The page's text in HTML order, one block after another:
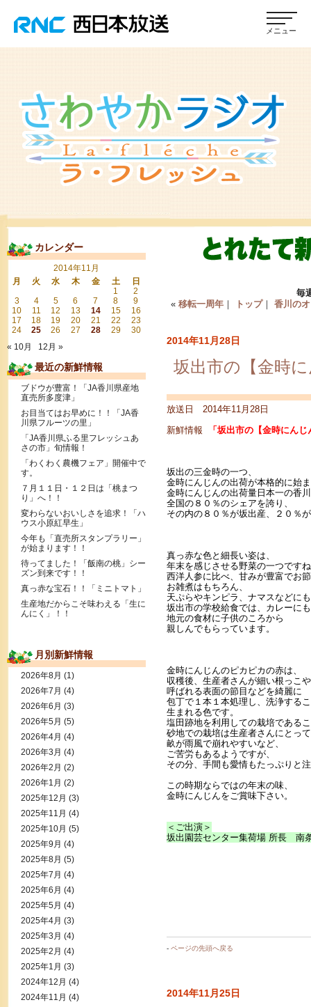
毎
« 移転一周年｜ トップ｜ 香川の
2014年11月28日
坂出市の【金時
放送日 2014年11月28日
新鮮情報
「坂出市の【金時にん
坂出の三金時の一つ、
金時にんじんの出荷が本格的に始
金時にんじんの出荷量日本一の香
全国の８０％のシェアを誇り、
その内の８０％が坂出産、２０％
真っ赤な色と細長い姿は、
年末を感じさせる野菜の一つです
西洋人参に比べ、甘みが豊富でお
お雑煮はもちろん、
天ぷらやキンピラ、ナマスなどに
坂出市の学校給食では、カレーに
地元の食材に子供のころから
親しんでもらっています。
金時にんじんのピカピカの赤は、
収穫後、生産者さんが細い根っこ
呼ばれる表面の節目などを綺麗に
包丁で１本１本処理し、洗浄する
生まれる色です。
塩田跡地を利用しての栽培である
砂地での栽培は生産者さんにとって
畝が雨風で崩れやすいなど、
ご苦労もあるようですが、
その分、手間も愛情もたっぷりと
この時期ならではの年末の味、
金時にんじんをご賞味下さい。
＜ご出演＞
坂出園芸センター集荷場 所長 南
- ページの先頭へ戻る
2014年11月25日
カレンダー
2014年11月
月
火 水 木 金 土
日
1
2
3
4 5 6 7 8
9
10
11 12 13 14 15
16
17
18 19 20 21 22
23
24
25 26 27 28 29
30
« 10月
12月 »
最近の新鮮情報
ブドウが豊富！「JA香川県産地
直売所多度津」
お目当てはお早めに！！「JA香
川県フルーツの里」
「JA香川県ふる里フレッシュあ
さの市」旬情報！
「わくわく農機フェア」開催中で
す。
７月１１日・１２日は「桃まつ
り」へ！！
変わらないおいしさを追求！「ハ
ウス小原紅早生」
今年も「直売所スタンプラリー」
が始まります！！
待ってました！「飯南の桃」シー
ズン到来です！！
真っ赤な宝石！！「ミニトマト」
生産地だからこそ味わえる「生に
んにく」！！
月別新鮮情報
2026年8月 (1)
2026年7月 (4)
2026年6月 (3)
2026年5月 (5)
2026年4月 (4)
2026年3月 (4)
2026年2月 (2)
2026年1月 (2)
2025年12月 (3)
2025年11月 (4)
2025年10月 (5)
2025年9月 (4)
2025年8月 (5)
2025年7月 (4)
2025年6月 (4)
2025年5月 (4)
2025年4月 (3)
2025年3月 (4)
2025年2月 (4)
2025年1月 (3)
2024年12月 (4)
2024年11月 (4)